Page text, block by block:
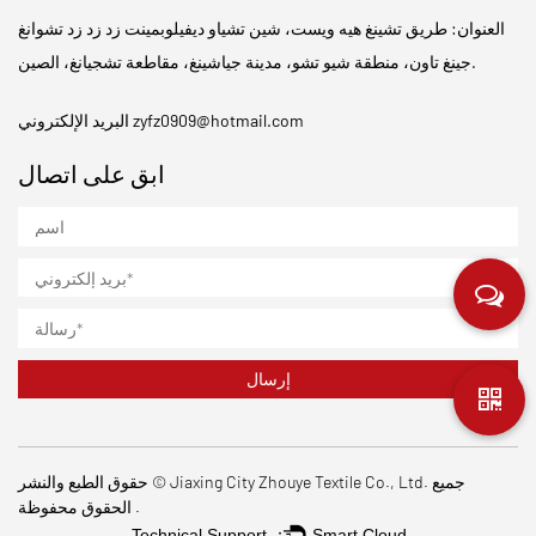
العنوان: طريق تشينغ هيه ويست، شين تشياو ديفيلوبمينت زد زد زد تشوانغ
جينغ تاون، منطقة شيو تشو، مدينة جياشينغ، مقاطعة تشجيانغ، الصين.
zyfz0909@hotmail.com
ابق على اتصال
حقوق الطبع والنشر © Jiaxing City Zhouye Textile Co., Ltd. جميع
الحقوق محفوظة .